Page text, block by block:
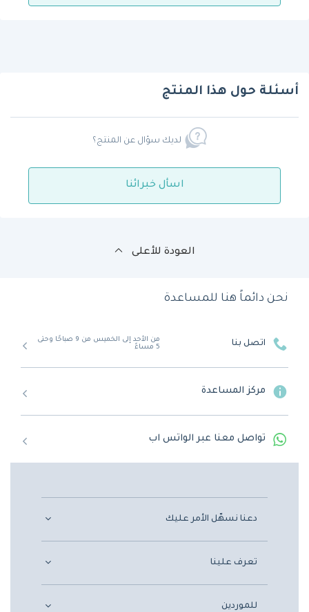
أسئلة حول هذا المنتج
لديك سؤال عن المنتج؟
اسأل خبرائنا
العودة للأعلى
نحن دائماً هنا للمساعدة
اتصل بنا
من الأحد إلى الخميس من 9 صباحًا وحتى
5 مساءً
مركز المساعدة
تواصل معنا عبر الواتس اب
دعنا نسهّل الأمر عليك
تعرف علينا
للموردين